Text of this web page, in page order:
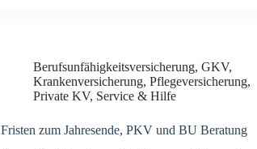
Berufsunfähigkeitsversicherung,GKV,
Krankenversicherung,Pflegeversicherung,
Private KV, Service & Hilfe
Fristen zum Jahresende, PKV und BU Beratung